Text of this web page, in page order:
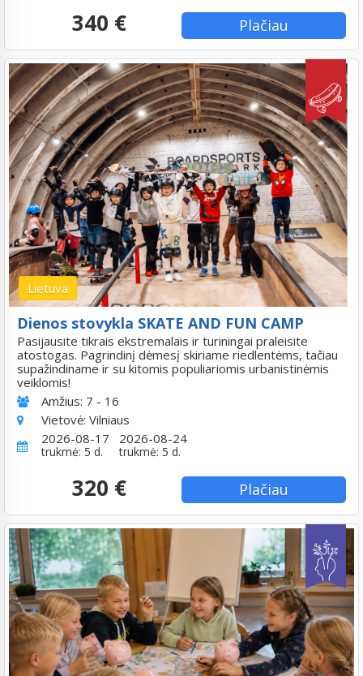
340 € Plačiau
Lietuva
Dienos stovykla SKATE AND FUN CAMP
Pasijausite tikrais ekstremalais ir turiningai praleisite
atostogas. Pagrindinį dėmesį skiriame riedlentėms, tačiau
supažindiname ir su kitomis populiariomis urbanistinėmis
veiklomis!
Amžius: 7 - 16
Vietovė: Vilniaus
2026-08-17
trukmė: 5 d.
2026-08-24
trukmė: 5 d.
320 € Plačiau